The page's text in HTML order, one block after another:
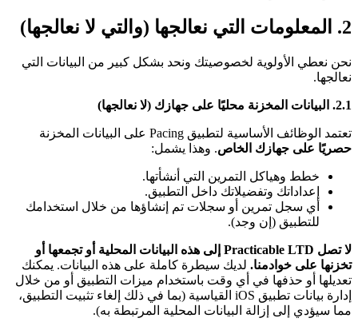
2. المعلومات التي نعالجها (والتي لا نعالجها)
نحن نعطي الأولوية لخصوصيتك ونحد بشكل كبير من البيانات التي
نعالجها.
2.1. البيانات المخزنة محليًا على جهازك (لا نعالجها)
تعتمد الوظائف الأساسية لتطبيق Pacing على البيانات المخزنة
حصريًا على جهازك الخاص. وهذا يشمل:
خطط وهياكل التمرين التي أنشأتها.
إعداداتك وتفضيلاتك داخل التطبيق.
أي سجل تمرين أو سجلات تم إنشاؤها من خلال استخدامك
للتطبيق (إن وجد).
لا تصل Practicable LTD إلى هذه البيانات المحلية أو تجمعها أو
تخزنها على خوادمنا. لديك سيطرة كاملة على هذه البيانات. يمكنك
تعديلها أو حذفها في أي وقت باستخدام ميزات التطبيق أو من خلال
إدارة بيانات تطبيق iOS القياسية (بما في ذلك إلغاء تثبيت التطبيق،
مما سيؤدي إلى إزالة البيانات المحلية المرتبطة به).